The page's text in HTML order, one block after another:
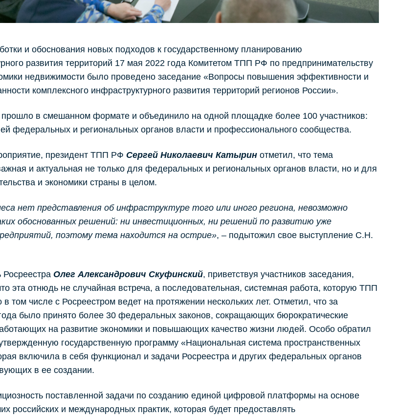
и обоснования новых подходов к государственному планированию
развития территорий 17 мая 2022 года Комитетом ТПП РФ по предпринимательству
недвижимости было проведено заседание «Вопросы повышения эффективности и
комплексного инфраструктурного развития территорий регионов России».
в смешанном формате и объединило на одной площадке более 100 участников:
федеральных и региональных органов власти и профессионального сообщества.
президент ТПП РФ Сергей Николаевич Катырин отметил, что тема
и актуальная не только для федеральных и региональных органов власти, но и для
и экономики страны в целом.
нет представления об инфраструктуре того или иного региона, невозможно
обоснованных решений: ни инвестиционных, ни решений по развитию уже
поэтому тема находится на острие», – подытожил свое выступление С.Н.
Росреестра Олег Александрович Скуфинский, приветствуя участников заседания,
эта отнюдь не случайная встреча, а последовательная, системная работа, которую ТПП
том числе с Росреестром ведет на протяжении нескольких лет. Отметил, что за
было принято более 30 федеральных законов, сокращающих бюрократические
на развитие экономики и повышающих качество жизни людей. Особо обратил
государственную программу «Национальная система пространственных
включила в себя функционал и задачи Росреестра и других федеральных органов
в ее создании.
поставленной задачи по созданию единой цифровой платформы на основе
российских и международных практик, которая будет предоставлять